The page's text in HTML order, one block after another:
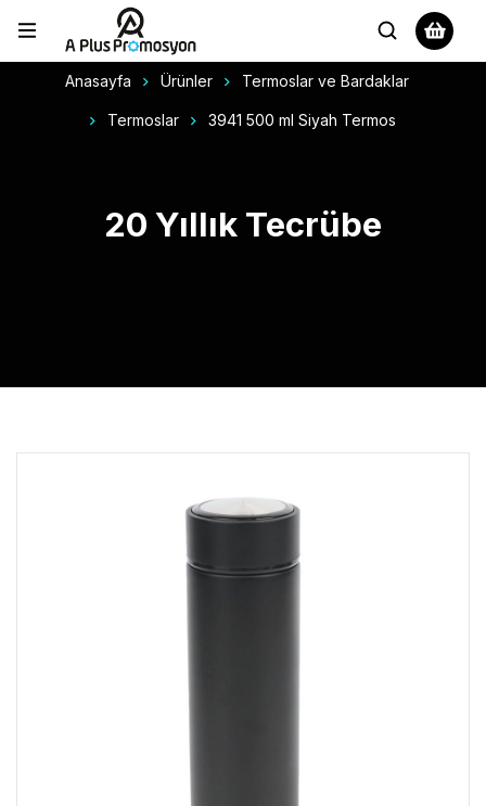
Anasayfa Ürünler Termoslar ve Bardaklar
Termoslar 3941 500 ml Siyah Termos
20 Yıllık Tecrübe